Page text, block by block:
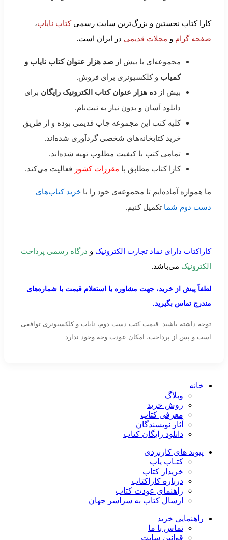
کارا کتاب نخستین و بزرگ‌ترین سایت رسمیکتاب نایاب،
صفحه گرام و مجلات قدیمی در ایران است.
مجموعه‌ای با بیش از صد هزار عنوان کتاب نایاب و
کمیاب و کلکسیونری برای فروش.
بیش از ده هزار عنوان کتاب الکترونیک رایگان برای
دانلود آسان و بدون نیاز به ثبت‌نام.
کلیه کتب این مجموعه چاپ قدیمی بوده و از طریق
خرید کتابخانه‌های شخصی گردآوری شده‌اند.
تمامی کتب با کیفیت مطلوب تهیه شده‌اند.
کارا کتاب مطابق با مقررات کشور فعالیت می‌کند.
ما همواره آماده‌ایم تا مجموعه‌ی خود را با خرید کتاب‌های
دست دوم شما تکمیل کنیم.
کاراکتاب دارای نماد تجارت الکترونیک و درگاه رسمی پرداخت
الکترونیک می‌باشد.
لطفاً پیش از خرید، جهت مشاوره یا استعلام قیمت با شماره‌های
مندرج تماس بگیرید.
توجه داشته باشید: قیمت کتب دست دوم، نایاب و کلکسیونری توافقی
است و پس از پرداخت، امکان عودت وجه وجود ندارد.
خانه
وبلاگ
روش خرید
معرفی کتاب
آثار نویسندگان
دانلود رایگان کتاب
پیوند های کاربردی
کتـاب یاب
خریدار کتاب
درباره کاراکتاب
راهنمای عودت کتاب
ارسال کتاب به سراسر جهان
راهنمایی خرید
تماس با ما
قوانین سایت